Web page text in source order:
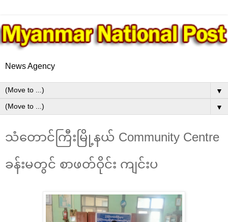
News Agency
▼
▼
သံတောင်ကြီးမြို့နယ် Community Centre
ခန်းမတွင် စာဖတ်ဝိုင်း ကျင်းပ